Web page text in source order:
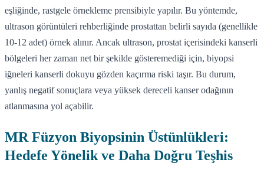
eşliğinde, rastgele örnekleme prensibiyle yapılır. Bu yöntemde,
ultrason görüntüleri rehberliğinde prostattan belirli sayıda (genellikle
10-12 adet) örnek alınır. Ancak ultrason, prostat içerisindeki kanserli
bölgeleri her zaman net bir şekilde gösteremediği için, biyopsi
iğneleri kanserli dokuyu gözden kaçırma riski taşır. Bu durum,
yanlış negatif sonuçlara veya yüksek dereceli kanser odağının
atlanmasına yol açabilir.
MR Füzyon Biyopsinin Üstünlükleri:
Hedefe Yönelik ve Daha Doğru Teşhis